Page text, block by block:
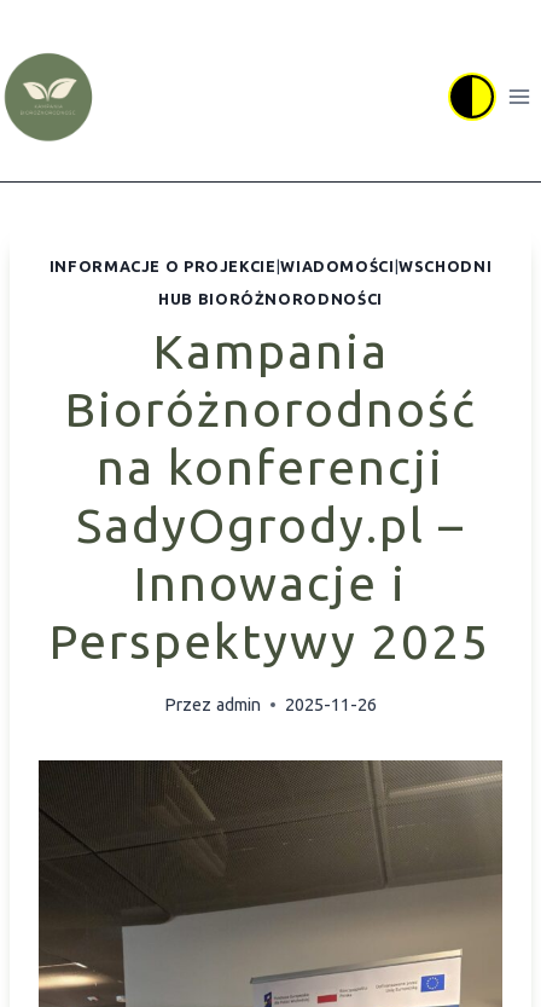
treści
INFORMACJE O PROJEKCIE |WIADOMOŚCI |WSCHODNI
HUB BIORÓŻNORODNOŚCI
Kampania
Bioróżnorodność
na konferencji
SadyOgrody.pl –
Innowacje i
Perspektywy 2025
Przez admin 2025-11-26